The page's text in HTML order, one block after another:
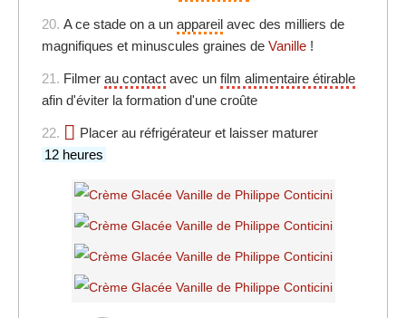
20. A ce stade on a un appareil avec des milliers de
magnifiques et minuscules graines de Vanille !
21. Filmer au contact avec un film alimentaire étirable
afin d'éviter la formation d'une croûte
22.
Placer au réfrigérateur et laisser maturer
12 heures